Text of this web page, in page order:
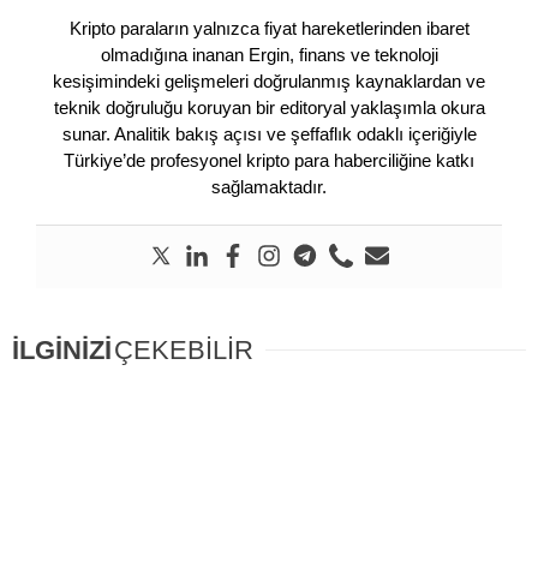
Kripto paraların yalnızca fiyat hareketlerinden ibaret
olmadığına inanan Ergin, finans ve teknoloji
kesişimindeki gelişmeleri doğrulanmış kaynaklardan ve
teknik doğruluğu koruyan bir editoryal yaklaşımla okura
sunar. Analitik bakış açısı ve şeffaflık odaklı içeriğiyle
Türkiye’de profesyonel kripto para haberciliğine katkı
sağlamaktadır.
İLGİNİZİÇEKEBİLİR